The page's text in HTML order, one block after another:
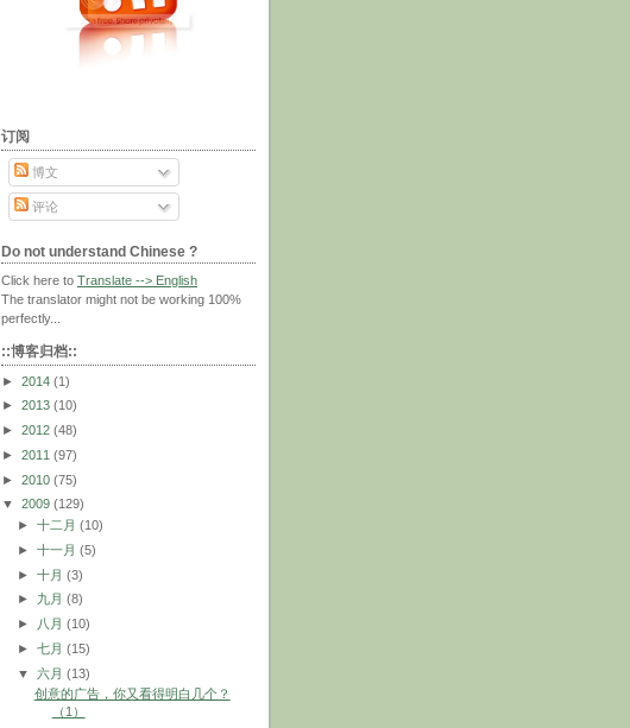
订阅
博文
评论
Do not understand Chinese ?
Click here to Translate --> English
The translator might not be working 100%
perfectly...
::博客归档::
► 2014 (1)
► 2013 (10)
► 2012 (48)
► 2011 (97)
► 2010 (75)
▼ 2009 (129)
►十二月(10)
►十一月(5)
►十月(3)
► 九月(8)
►
八月(10)
►七月(15)
▼六月(13)
创意的广告，你又看得明白几个？
（1）